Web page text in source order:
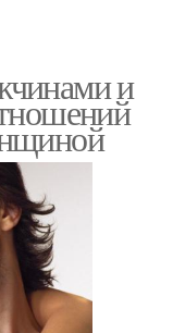
отношения
в отношениях
по отношению
и